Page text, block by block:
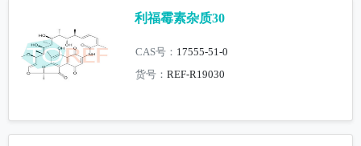
利福霉素杂质30
CAS号： 17555-51-0
货号：REF-R19030